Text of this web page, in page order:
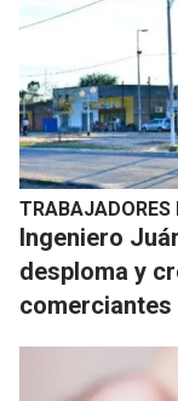
TRABAJADORES
Ingeniero
desploma y